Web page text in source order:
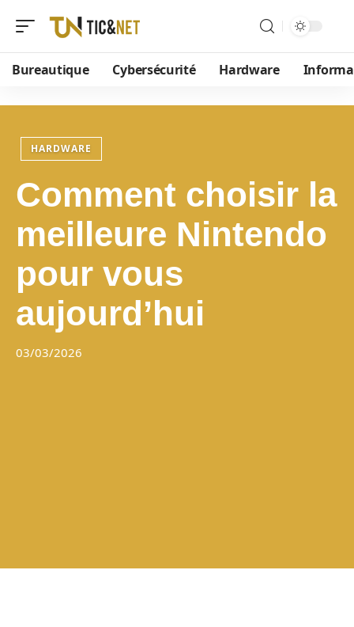
Bureautique Cybersécurité Hardware
HARDWARE
Comment choisir la
meilleure Nintendo
pour vous
aujourd’hui
03/03/2026